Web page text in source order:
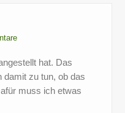
hat. Das
damit zu tun, ob das
muss ich etwas